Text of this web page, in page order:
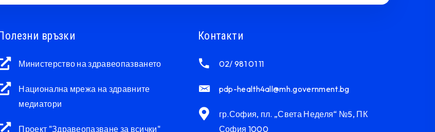
връзки
Министерство на здравеопазването
Национална мрежа на здравните
медиатори
Проект "Здравеопазване за всички"
Контакти
02/ 981 01 11
pdp-health4all@mh.government.bg
гр.София, пл. „Света Неделя“ №5, ПК
София 1000